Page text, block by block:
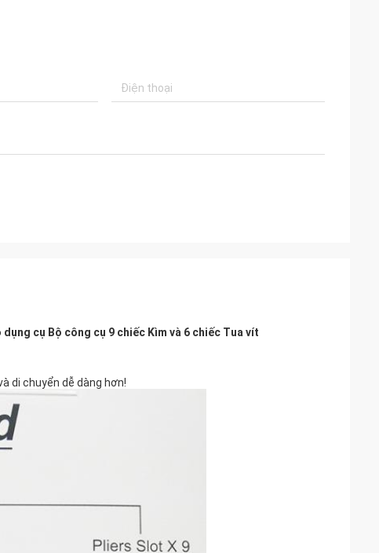
cụ Bộ công cụ 9 chiếc Kìm và 6 chiếc Tua vít
di chuyển dễ dàng hơn!